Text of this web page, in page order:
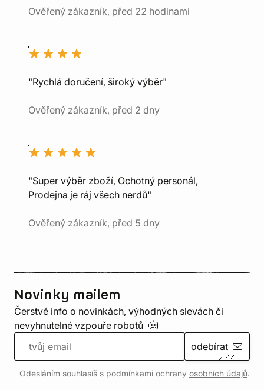
Ověřený zákazník, před 22 hodinami
"Rychlá doručení, široký výběr"
Ověřený zákazník, před 2 dny
"Super výběr zboží, Ochotný personál,
Prodejna je ráj všech nerdů"
Ověřený zákazník, před 5 dny
Novinky mailem
Čerstvé info o novinkách, výhodných slevách či
nevyhnutelné vzpouře robotů
odebírat
Odesláním souhlasíš s podmínkami ochrany osobních údajů.